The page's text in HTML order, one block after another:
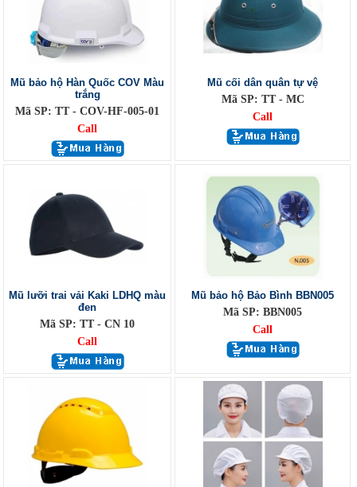
Mũ bảo hộ Hàn Quốc COV Màu
trắng
Mã SP: TT - COV-HF-005-01
Call
Mũ cối dân quân tự vệ
Mã SP: TT - MC
Call
Mũ lưỡi trai vải Kaki LDHQ màu
đen
Mã SP: TT - CN 10
Call
Mũ bảo hộ Bảo Bình BBN005
Mã SP: BBN005
Call